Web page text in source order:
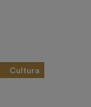
Cultura